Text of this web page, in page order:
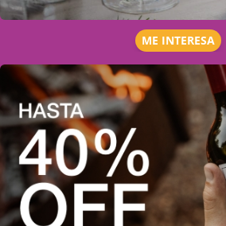
ME INTERESA